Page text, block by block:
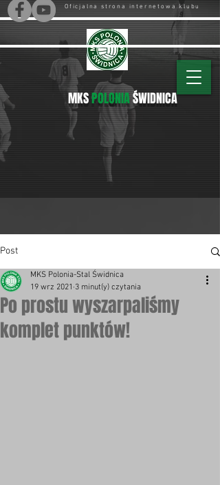
Oficjalna strona internetowa klubu
MKSPOLONIAŚWIDNICA
Post
Po prostu wyszarpaliśmy
komplet punktów!
MKS Polonia-Stal Świdnica
19 wrz 2021 3 minut(y) czytania